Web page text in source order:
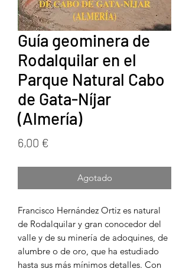
Guía geominera de
Rodalquilar en el
Parque Natural Cabo
de Gata-Níjar
(Almería)
6,00 €
Agotado
Francisco Hernández Ortiz es natural
de Rodalquilar y gran conocedor del
valle y de su minería de adoquines, de
alumbre o de oro, que ha estudiado
hasta sus más mínimos detalles. Con